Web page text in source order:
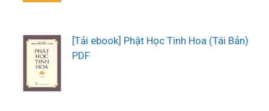
[Tải ebook] Phật Học Tinh Hoa (Tái Bản)
PDF